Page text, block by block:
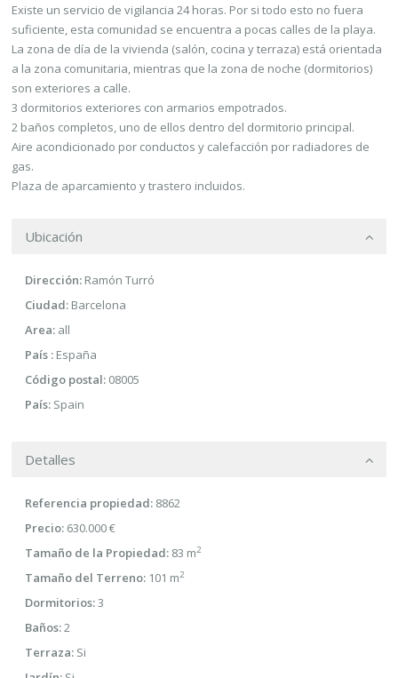
Existe un servicio de vigilancia 24 horas. Por si todo esto no fuera
suficiente, esta comunidad se encuentra a pocas calles de la playa.
La zona de día de la vivienda (salón, cocina y terraza) está orientada
a la zona comunitaria, mientras que la zona de noche (dormitorios)
son exteriores a calle.
3 dormitorios exteriores con armarios empotrados.
2 baños completos, uno de ellos dentro del dormitorio principal.
Aire acondicionado por conductos y calefacción por radiadores de
gas.
Plaza de aparcamiento y trastero incluidos.
Ubicación
Dirección: Ramón Turró
Ciudad: Barcelona
Area: all
País : España
Código postal: 08005
País: Spain
Detalles
Referencia propiedad: 8862
Precio: 630.000 €
Tamaño de la Propiedad: 83 m2
Tamaño del Terreno: 101 m2
Dormitorios:3
Baños:2
Terraza: Si